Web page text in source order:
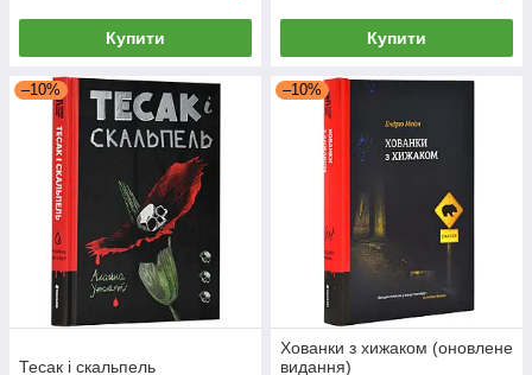
Купити Купити
–10%
Тесак і скальпель
–10%
Хованки з хижаком (оновлене
видання)